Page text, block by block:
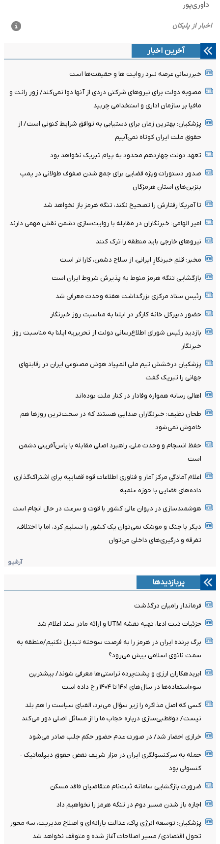
آخرین اخبار
خبررسانی عرصه نبرد روایت ها و حقیقت‌ها است
مصوبه دولت برای نیروهای شرکتی دردی از آنها دوا نمی‌کند/ زور رانت و
مافیا بر سازمان اداری و استخدامی چربید
پزشکیان‌: بهترین زمان برای دستیابی به توافق شرایط کنونی است/ از
حقوق ملت ایران کوتاه نمی‌آییم
تعهد دولت چهاردهم محدود به پیام تبریک نخواهد بود
صدور دستورات ویژه قضایی برای جمع شدن صفوف طولانی در پمپ
بنزین‌های استان هرمزگان
تا آمریکا رفتارش را تصحیح نکند، تنگه هرمز باز نخواهد شد
امیر الهامی: خبرنگاران در مقابله با روایت‌سازی دشمن نقش مهمی دارند
نیرو‌های خارجی باید منطقه را ترک کنند
مخبر: قلمِ خبرنگارِ ایرانی، از سلاح دشمن، کارا تر است
بازگشایی تنگه هرمز منوط به پذیرش شروط ایران است
رئیس ستاد مرکزی بزرگداشت هفته وحدت معرفی شد
حضور دبیرکل خانه کارگر در ایلنا به مناسبت روز خبرنگار
بازدید رئیس شورای اطلاع‌رسانی دولت از تحریریه ایلنا به مناسبت روز
خبرنگار
پزشکیان درخشش تیم ملی المپیاد هوش مصنوعی ایران در رقابتهای
جهانی را تبریک گفت
اهالی رسانه همواره وفادار در کنار ملت بوده‌اند
طحان نظیف: خبرنگاران صدایی هستند که در سخت‌ترین روزها هم
خاموش نمی‌شود
حفظ انسجام و وحدت ملی، راهبرد اصلی مقابله با یاس‌آفرینی دشمن
است
اعلام آمادگی مرکز آمار و فناوری اطلاعات قوه قضاییه برای اشتراک‌گذاری
داده‌های قضایی با حوزه علمیه
هوشمندسازی در دیوان عالی کشور با قوت و سرعت در حال انجام است
دیگر با جنگ و موشک نمی‌توان یک کشور را تسلیم کرد، اما با اختلاف،
تفرقه و درگیری‌های داخلی می‌توان
آرشیو
پربازدیدها
فرماندار رامیان درگذشت
جزئیات ثبت ادعا، تهیه نقشه UTM و ارائه مادر سند اعلام شد
برگ برنده ایران در هرمز را به فرصت سوخته تبدیل نکنیم/منطقه به
سمت ناتوی اسلامی پیش می‌رود؟
ابربدهکاران ارزی و پشت‌پرده تراستی‌ها معرفی شوند/ بیشترین
سوءاستفاده‌ها در سال‌های ۱۴۰۱ تا ۱۴۰۴ رخ داده است
کسی که اصل مذاکره را زیر سؤال می‌برد، الفبای سیاست را هم بلد
نیست/ دوقطبی‌سازی درباره حجاب ما را از مسائل اصلی دور می‌کند
خرازی احضار شد/ در صورت عدم حضور حکم جلب صادر می‌شود
حمله به سرکنسولگری ایران در مزار شریف نقض حقوق دیپلماتیک -
کنسولی بود
ضرورت بازگشایی سامانه ثبت‌نام متقاضیان فاقد مسکن
اجازه باز شدن مسیر دوم در تنگه هرمز را نخواهیم داد
پزشکیان: توسعه انرژی پاک، عدالت یارانه‌ای و اصلاح مدیریت، سه محور
تحول اقتصادی/ مسیر اصلاحات آغاز شده و متوقف نخواهد شد